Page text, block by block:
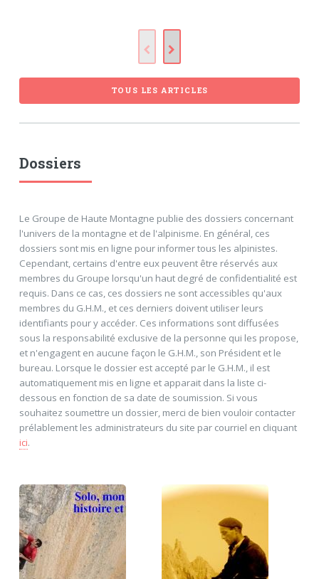
TOUS LES ARTICLES
Dossiers
Le Groupe de Haute Montagne publie des dossiers concernant
l'univers de la montagne et de l'alpinisme. En général, ces
dossiers sont mis en ligne pour informer tous les alpinistes.
Cependant, certains d'entre eux peuvent être réservés aux
membres du Groupe lorsqu'un haut degré de confidentialité est
requis. Dans ce cas, ces dossiers ne sont accessibles qu'aux
membres du G.H.M., et ces derniers doivent utiliser leurs
identifiants pour y accéder. Ces informations sont diffusées
sous la responsabilité exclusive de la personne qui les propose,
et n'engagent en aucune façon le G.H.M., son Président et le
bureau. Lorsque le dossier est accepté par le G.H.M., il est
automatiquement mis en ligne et apparait dans la liste ci-
dessous en fonction de sa date de soumission. Si vous
souhaitez soumettre un dossier, merci de bien vouloir contacter
prélablement les administrateurs du site par courriel en cliquant
ici.